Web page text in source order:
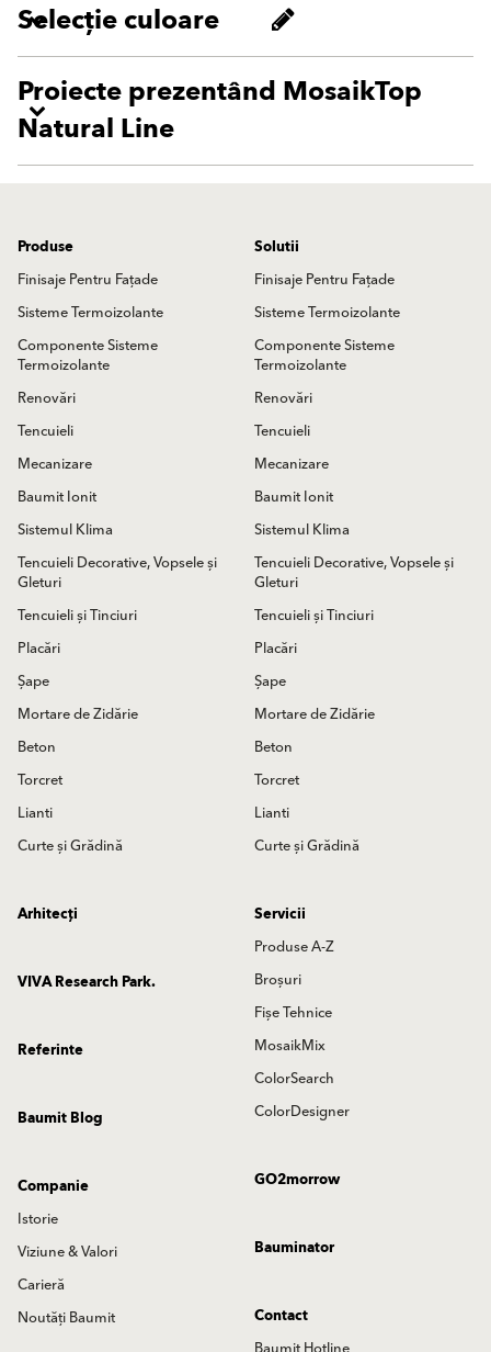
Selecție culoare
Proiecte prezentând MosaikTop
Natural Line
Produse
Finisaje Pentru Fațade
Sisteme Termoizolante
Componente Sisteme
Termoizolante
Renovări
Tencuieli
Mecanizare
Baumit Ionit
Sistemul Klima
Tencuieli Decorative, Vopsele și
Gleturi
Tencuieli și Tinciuri
Placări
Șape
Mortare de Zidărie
Beton
Torcret
Lianti
Curte și Grădină
Solutii
Finisaje Pentru Fațade
Sisteme Termoizolante
Componente Sisteme
Termoizolante
Renovări
Tencuieli
Mecanizare
Baumit Ionit
Sistemul Klima
Tencuieli Decorative, Vopsele și
Gleturi
Tencuieli și Tinciuri
Placări
Șape
Mortare de Zidărie
Beton
Torcret
Lianti
Curte și Grădină
Arhitecți
Servicii
Produse A-Z
Broșuri
Fișe Tehnice
MosaikMix
ColorSearch
ColorDesigner
VIVA Research Park.
Referinte
Baumit Blog
GO2morrow
Companie
Istorie
Viziune & Valori
Carieră
Noutăți Baumit
Bauminator
Contact